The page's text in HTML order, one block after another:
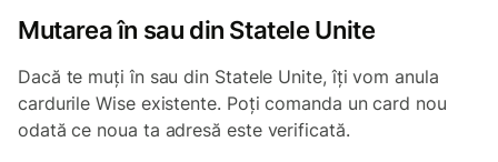
Mutarea în sau din Statele Unite
Dacă te muți în sau din Statele Unite, îți vom anula
cardurile Wise existente. Poți comanda un card nou
odată ce noua ta adresă este verificată.